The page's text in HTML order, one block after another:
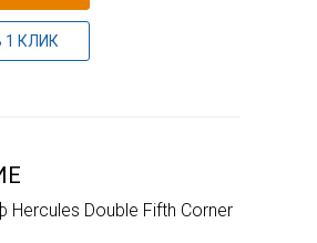
1 КЛИК
Hercules Double Fifth Corner